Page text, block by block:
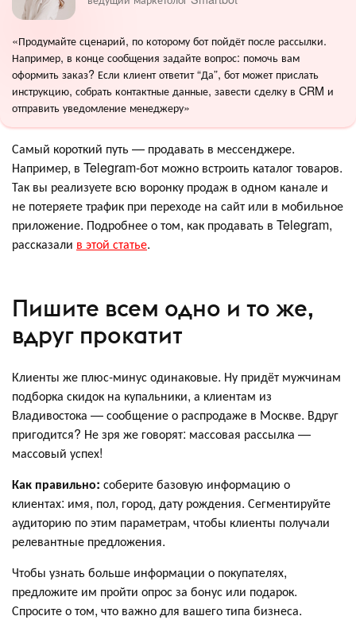
«Продумайте сценарий, по которому бот пойдёт после рассылки.
Например, в конце сообщения задайте вопрос: помочь вам
оформить заказ? Если клиент ответит “Да”, бот может прислать
инструкцию, собрать контактные данные, завести сделку в CRM и
отправить уведомление менеджеру»
Самый короткий путь — продавать в мессенджере.
Например, в Telegram-бот можно встроить каталог товаров.
Так вы реализуете всю воронку продаж в одном канале и
не потеряете трафик при переходе на сайт или в мобильное
приложение. Подробнее о том, как продавать в Telegram,
рассказали в этой статье.
Пишите всем одно и то же,
вдруг прокатит
Клиенты же плюс-минус одинаковые. Ну придёт мужчинам
подборка скидок на купальники, а клиентам из
Владивостока — сообщение о распродаже в Москве. Вдруг
пригодится? Не зря же говорят: массовая рассылка —
массовый успех!
Как правильно: соберите базовую информацию о
клиентах: имя, пол, город, дату рождения. Сегментируйте
аудиторию по этим параметрам, чтобы клиенты получали
релевантные предложения.
Чтобы узнать больше информации о покупателях,
предложите им пройти опрос за бонус или подарок.
Спросите о том, что важно для вашего типа бизнеса.